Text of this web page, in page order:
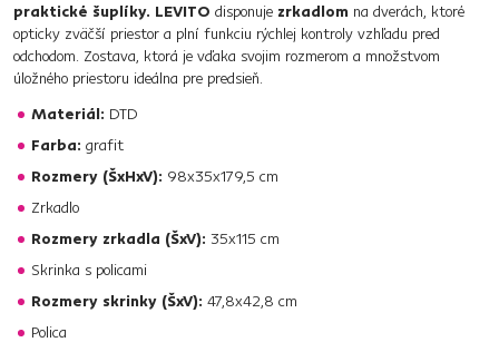
praktické šuplíky. LEVITO disponuje zrkadlom na dverách, ktoré
opticky zväčší priestor a plní funkciu rýchlej kontroly vzhľadu pred
odchodom. Zostava, ktorá je vďaka svojim rozmerom a množstvom
úložného priestoru ideálna pre predsieň.
Materiál: DTD
Farba: grafit
Rozmery (ŠxHxV): 98x35x179,5 cm
Zrkadlo
Rozmery zrkadla (ŠxV): 35x115 cm
Skrinka s policami
Rozmery skrinky (ŠxV): 47,8x42,8 cm
Polica